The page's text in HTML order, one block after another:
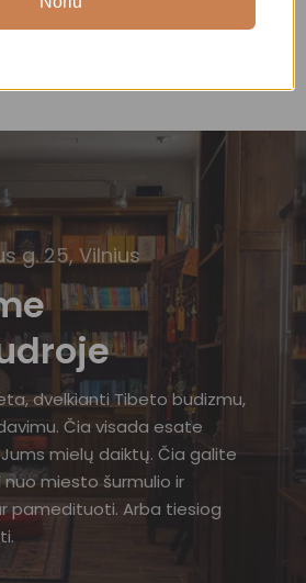
75,00€
g. 25, Vilnius
dvelkianti Tibeto budizmu,
Čia visada esate
mielų daiktų. Čia galite
miesto šurmulio ir
pamedituoti. Arba tiesiog